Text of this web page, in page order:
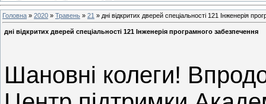
Головна » 2020 » Травень » 21 » дні відкритих дверей спеціальності 121 Інженерія
дні відкритих дверей спеціальності 121 Інженерія програмного забезпечення
Шановні колеги!